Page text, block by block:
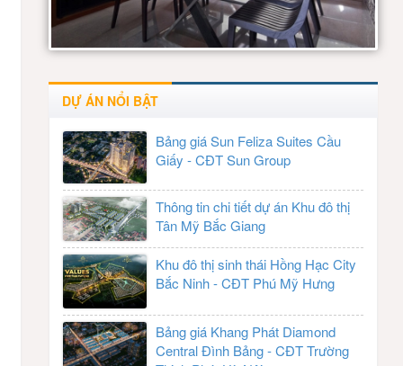
DỰ ÁN NỔI BẬT
Bảng giá Sun Feliza Suites Cầu
Giấy - CĐT Sun Group
Thông tin chi tiết dự án Khu đô thị
Tân Mỹ Bắc Giang
Khu đô thị sinh thái Hồng Hạc City
Bắc Ninh - CĐT Phú Mỹ Hưng
Bảng giá Khang Phát Diamond
Central Đình Bảng - CĐT Trường